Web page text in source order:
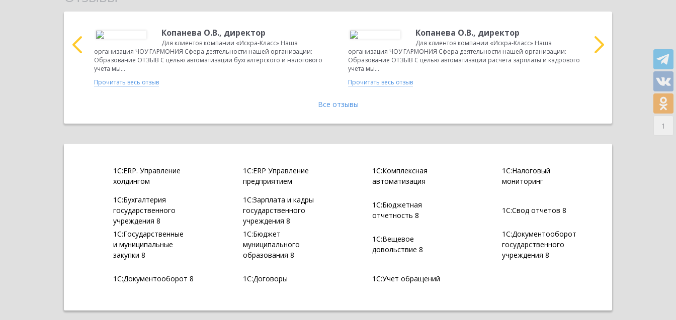
Копанева О.В., директор
Для клиентов компании «Искра-Класс» Наша
организация ЧОУ ГАРМОНИЯ Сфера деятельности нашей организации:
Образование ОТЗЫВ С целью автоматизации бухгалтерского и налогового
учета мы...
Прочитать весь отзыв
Копанева О.В., директор
Для клиентов компании «Искра-Класс» Наша
организация ЧОУ ГАРМОНИЯ Сфера деятельности нашей организации:
Образование ОТЗЫВ С целью автоматизации расчета зарплаты и кадрового
учета мы...
Прочитать весь отзыв
организация ООО
организации:
Прочитать весь отзыв
Все отзывы
1С:ERP. Управление
холдингом
1С:ERP Управление
предприятием
1С:Комплексная
автоматизация
1С:Налоговый
мониторинг
1С:Бухгалтерия
государственного
учреждения 8
1С:Зарплата и кадры
государственного
учреждения 8
1С:Бюджетная
отчетность 8
1С:Свод отчетов 8
1С:Государственные
и муниципальные
закупки 8
1С:Бюджет
муниципального
образования 8
1С:Вещевое
довольствие 8
1С:Документооборот
государственного
учреждения 8
1С:Документооборот 8 1С:Договоры 1С:Учет обращений
1